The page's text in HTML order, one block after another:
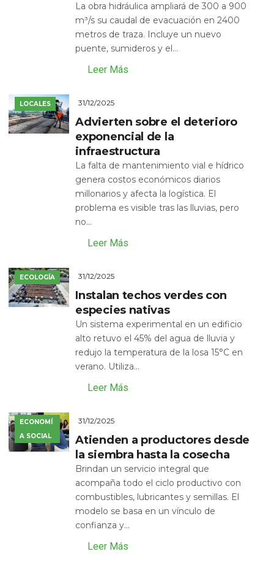
La obra hidráulica ampliará de 300 a 900
m³/s su caudal de evacuación en 2400
metros de traza. Incluye un nuevo
puente, sumideros y el...
Leer Más
LOCALES 31/12/2025
Advierten sobre el deterioro
exponencial de la
infraestructura
La falta de mantenimiento vial e hídrico
genera costos económicos diarios
millonarios y afecta la logística. El
problema es visible tras las lluvias, pero
no...
Leer Más
ECOLOGÍA 31/12/2025
Instalan techos verdes con
especies nativas
Un sistema experimental en un edificio
alto retuvo el 45% del agua de lluvia y
redujo la temperatura de la losa 15°C en
verano. Utiliza...
Leer Más
ECONOMÍ
A SOCIAL
31/12/2025
Atienden a productores desde
la siembra hasta la cosecha
Brindan un servicio integral que
acompaña todo el ciclo productivo con
combustibles, lubricantes y semillas. El
modelo se basa en un vínculo de
confianza y...
Leer Más